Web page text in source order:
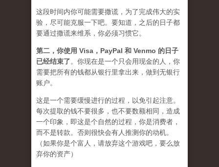
这段时间内你可能需要撒谎 ，为了完成伟大的实
验，尽可能克服一下吧。要知道，之后的日子都
要通过撒谎来维系，你必须习惯它。
第二， 你使用 Visa，PayPal 和 Venmo 的日子
已经结束了。你现在是一个只会用现金的人，你
需要把所有的钱都从银行里拿出来，做到无银行
账户。
这是一个需要缓慢进行的过程，以免引起注意。
每次提取的钱不要很多，也不要数额相同，造成
一个印象，即这是个自然的过程，你是消费者，
而不是转款。否则很快会有人推测你的动机。
（如果你是个富人，请放弃这个游戏吧，要么放
弃你的资产）